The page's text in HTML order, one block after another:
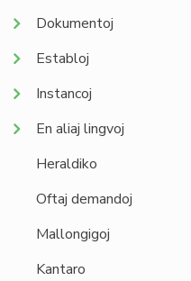
Dokumentoj
Establoj
Instancoj
En aliaj lingvoj
Heraldiko
Oftaj demandoj
Mallongigoj
Kantaro